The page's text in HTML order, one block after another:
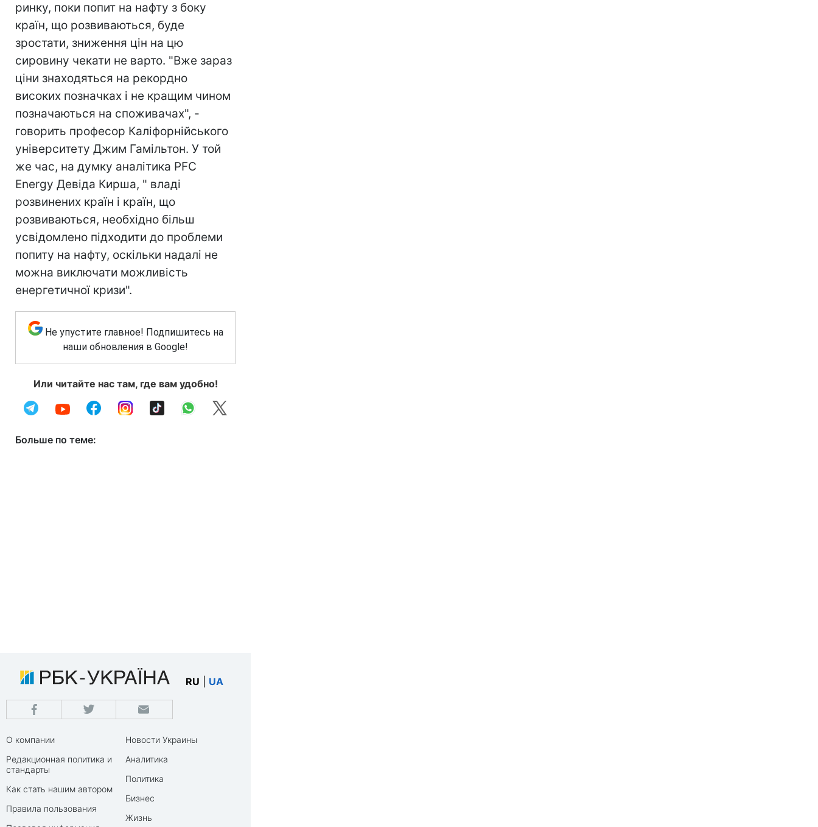
ринку, поки попит на нафту з боку
країн, що розвиваються, буде
зростати, зниження цін на цю
сировину чекати не варто. "Вже зараз
ціни знаходяться на рекордно
високих позначках і не кращим чином
позначаються на споживачах", -
говорить професор Каліфорнійського
університету Джим Гамільтон. У той
же час, на думку аналітика PFC
Energy Девіда Кирша, " владі
розвинених країн і країн, що
розвиваються, необхідно більш
усвідомлено підходити до проблеми
попиту на нафту, оскільки надалі не
можна виключати можливість
енергетичної кризи".
Не упустите главное! Подпишитесь на
наши обновления в Google!
Или читайте нас там, где вам удобно!
Больше по теме:
RU UA
О компании
Редакционная политика и
стандарты
Как стать нашим автором
Правила пользования
Новости Украины
Аналитика
Политика
Бизнес
Жизнь